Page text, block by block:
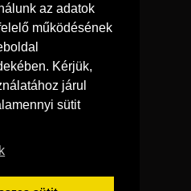
az adatok
működésének
Kérjük,
járul
sütit
cikkek
katalógusok
és fizetés
feltételek